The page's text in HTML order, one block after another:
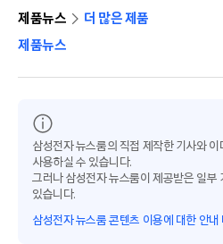
제품뉴스
더 많은 제품
제품뉴스
삼성전자 뉴스룸의 직접 제작한 기사와 이
사용하실 수 있습니다.
그러나 삼성전자 뉴스룸이 제공받은 일부
있습니다.
삼성전자 뉴스룸 콘텐츠 이용에 대한 안내